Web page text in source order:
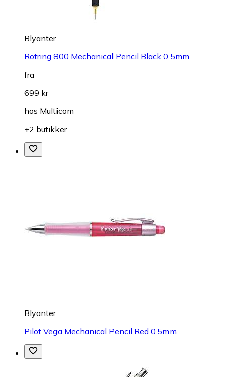
Blyanter
Rotring 800 Mechanical Pencil Black 0.5mm
fra
699 kr
hos Multicom
+2 butikker
Blyanter
Pilot Vega Mechanical Pencil Red 0.5mm